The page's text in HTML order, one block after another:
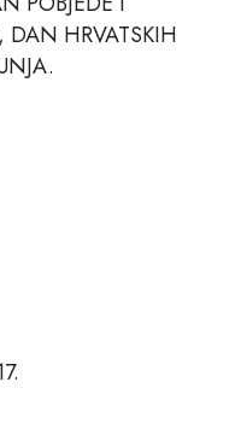
HRVATSKIH
SLUNJA.